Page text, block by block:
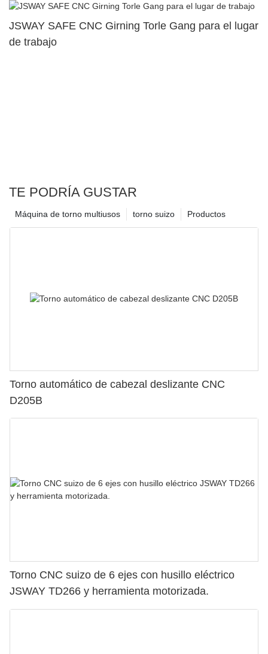
JSWAY SAFE CNC Girning Torle Gang para el lugar
de trabajo
TE PODRÍA GUSTAR
Productos
torno suizo
Máquina de torno multiusos
Torno automático de cabezal deslizante CNC
D205B
Torno CNC suizo de 6 ejes con husillo eléctrico
JSWAY TD266 y herramienta motorizada.